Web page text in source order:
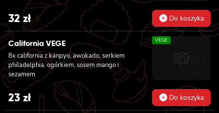
32 zł Do koszyka
California VEGE
8x california z kanpyo, awokado, serkiem
philadelphia, ogórkiem, sosem mango i
sezamem
VEGE
23 zł Do koszyka